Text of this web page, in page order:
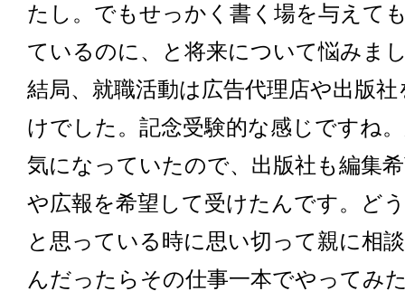
たし。でもせっかく書く場を与えて
ているのに、と将来について悩みま
結局、就職活動は広告代理店や出版
けでした。記念受験的な感じですね
気になっていたので、出版社も編集
や広報を希望して受けたんです。ど
と思っている時に思い切って親に相
んだったらその仕事一本でやってみ